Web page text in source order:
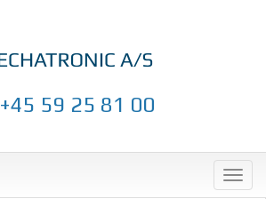
+45 59 25 81 00